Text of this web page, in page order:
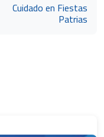
Cuidado en Fiestas
Patrias